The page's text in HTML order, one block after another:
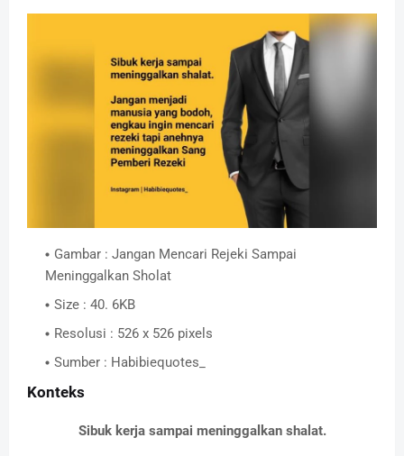
Gambar : Jangan Mencari Rejeki Sampai
Meninggalkan Sholat
Size : 40. 6KB
Resolusi : 526 x 526 pixels
Sumber : Habibiequotes_
Konteks
Sibuk kerja sampai meninggalkan shalat.